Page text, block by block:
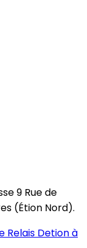
9 Rue de
(Étion Nord).
Relais Detion à